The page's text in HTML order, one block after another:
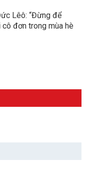
Lêô: “Đừng để
đơn trong mùa hè